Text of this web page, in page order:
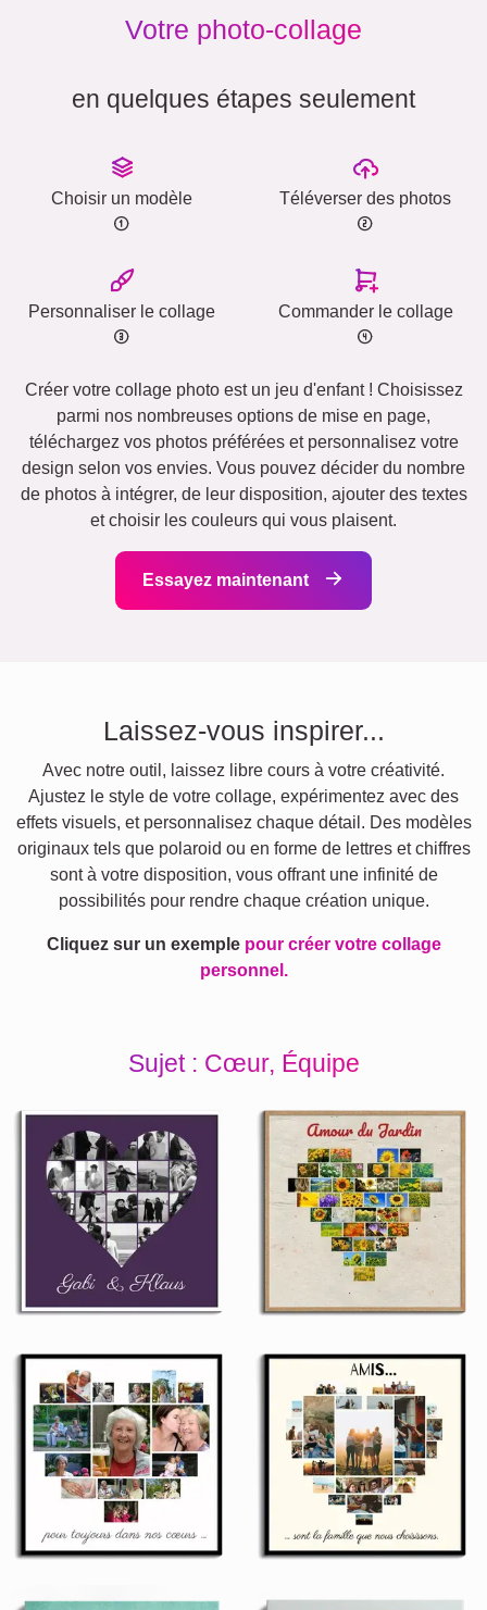
Votre photo-collage
en quelques étapes seulement
Choisir un modèle Téléverser des photos
Personnaliser le collage Commander le collage
Créer votre collage photo est un jeu d'enfant ! Choisissez
parmi nos nombreuses options de mise en page,
téléchargez vos photos préférées et personnalisez votre
design selon vos envies. Vous pouvez décider du nombre
de photos à intégrer, de leur disposition, ajouter des textes
et choisir les couleurs qui vous plaisent.
Essayez maintenant
Laissez-vous inspirer...
Avec notre outil, laissez libre cours à votre créativité.
Ajustez le style de votre collage, expérimentez avec des
effets visuels, et personnalisez chaque détail. Des modèles
originaux tels que polaroid ou en forme de lettres et chiffres
sont à votre disposition, vous offrant une infinité de
possibilités pour rendre chaque création unique.
Cliquez sur un exemple pour créer votre collage
personnel.
Sujet : Cœur, Équipe